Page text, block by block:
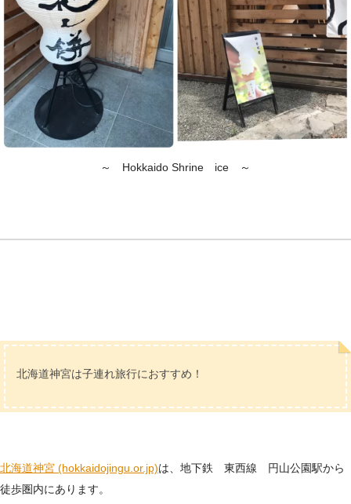
～ Hokkaido Shrine ice ～
北海道神宮は子連れ旅行におすすめ！
北海道神宮 (hokkaidojingu.or.jp)は、地下鉄 東西線 円山公園駅から
徒歩圏内にあります。